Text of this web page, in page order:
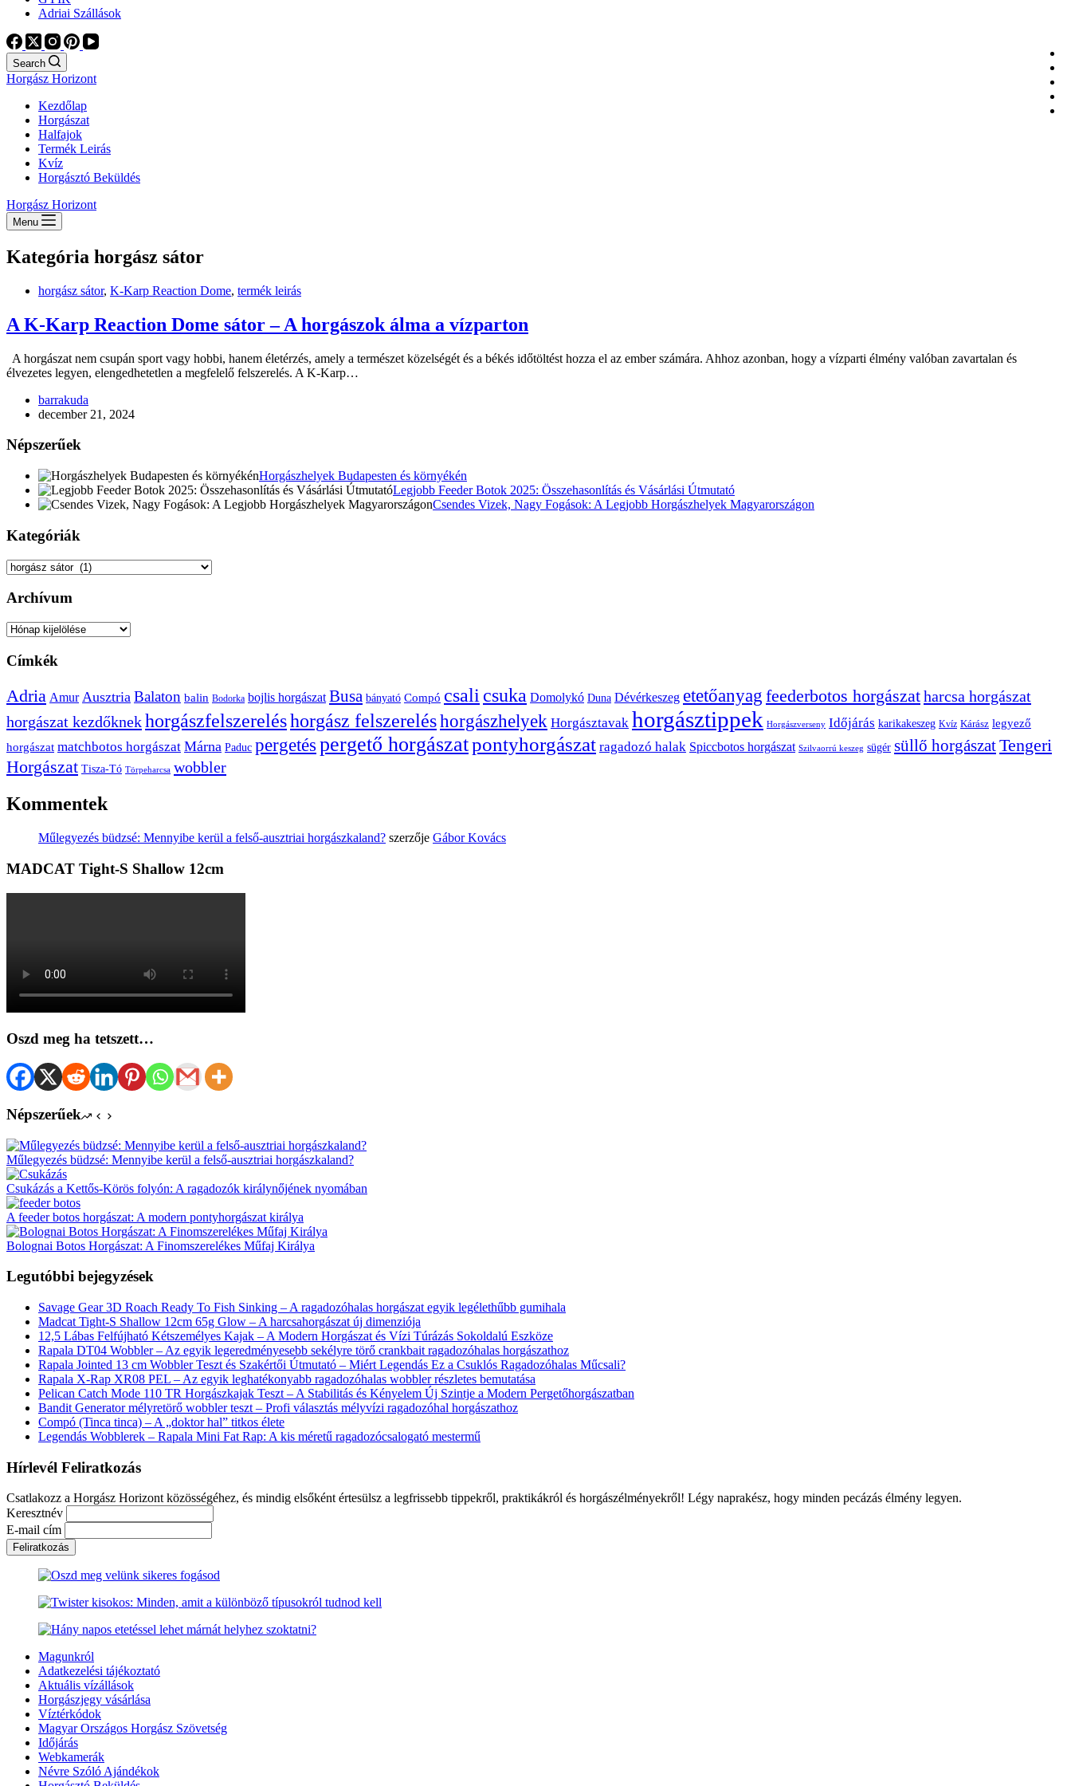
Adriai Szállások
Search
Horgász Horizont
Kezdőlap
Horgászat
Halfajok
Termék Leirás
Kvíz
Horgásztó Beküldés
Horgász Horizont
Menu
Kategória horgász sátor
horgász sátor, K-Karp Reaction Dome, termék leirás
A K-Karp Reaction Dome sátor – A horgászok álma a vízparton
A horgászat nem csupán sport vagy hobbi, hanem életérzés, amely a természet közelségét és a békés időtöltést hozza el az ember számára. Ahhoz azonban, hogy a vízparti élmény valóban zavartalan és
élvezetes legyen, elengedhetetlen a megfelelő felszerelés. A K-Karp…
barrakuda
december 21, 2024
Népszerűek
Horgászhelyek Budapesten és környékén
Legjobb Feeder Botok 2025: Összehasonlítás és Vásárlási Útmutató
Csendes Vizek, Nagy Fogások: A Legjobb Horgászhelyek Magyarországon
Kategóriák
Kategóriák
Archívum
Archívum
Címkék
Adria Amur Ausztria Balaton balin Bodorka bojlis horgászat Busa bányató Compó csalicsuka Domolykó Duna Dévérkeszeg etetőanyag feederbotos horgászatharcsa horgászat
horgászat kezdőknekhorgászfelszereléshorgász felszereléshorgászhelyek Horgásztavak horgásztippek Horgászverseny Időjárás karikakeszeg Kvíz Kárász legyező
horgászat matchbotos horgászat Márna Paduc pergetéspergető horgászatpontyhorgászat ragadozó halak Spiccbotos horgászat Szilvaorrú keszeg sügér süllő horgászatTengeri
Horgászat Tisza-Tó Törpeharcsa wobbler
Kommentek
Műlegyezés büdzsé: Mennyibe kerül a felső-ausztriai horgászkaland? szerzője Gábor Kovács
MADCAT Tight-S Shallow 12cm
Oszd meg ha tetszett…
Népszerűek
Műlegyezés büdzsé: Mennyibe kerül a felső-ausztriai horgászkaland?
Csukázás a Kettős-Körös folyón: A ragadozók királynőjének nyomában
A feeder botos horgászat: A modern pontyhorgászat királya
Bolognai Botos Horgászat: A Finomszerelékes Műfaj Királya
Legutóbbi bejegyzések
Savage Gear 3D Roach Ready To Fish Sinking – A ragadozóhalas horgászat egyik legélethűbb gumihala
Madcat Tight-S Shallow 12cm 65g Glow – A harcsahorgászat új dimenziója
12,5 Lábas Felfújható Kétszemélyes Kajak – A Modern Horgászat és Vízi Túrázás Sokoldalú Eszköze
Rapala DT04 Wobbler – Az egyik legeredményesebb sekélyre törő crankbait ragadozóhalas horgászathoz
Rapala Jointed 13 cm Wobbler Teszt és Szakértői Útmutató – Miért Legendás Ez a Csuklós Ragadozóhalas Műcsali?
Rapala X-Rap XR08 PEL – Az egyik leghatékonyabb ragadozóhalas wobbler részletes bemutatása
Pelican Catch Mode 110 TR Horgászkajak Teszt – A Stabilitás és Kényelem Új Szintje a Modern Pergetőhorgászatban
Bandit Generator mélyretörő wobbler teszt – Profi választás mélyvízi ragadozóhal horgászathoz
Compó (Tinca tinca) – A „doktor hal” titkos élete
Legendás Wobblerek – Rapala Mini Fat Rap: A kis méretű ragadozócsalogató mestermű
Hírlevél Feliratkozás
Csatlakozz a Horgász Horizont közösségéhez, és mindig elsőként értesülsz a legfrissebb tippekről, praktikákról és horgászélményekről! Légy naprakész, hogy minden pecázás élmény legyen.
Keresztnév
E-mail cím
Magunkról
Adatkezelési tájékoztató
Aktuális vízállások
Horgászjegy vásárlása
Víztérkódok
Magyar Országos Horgász Szövetség
Időjárás
Webkamerák
Névre Szóló Ajándékok